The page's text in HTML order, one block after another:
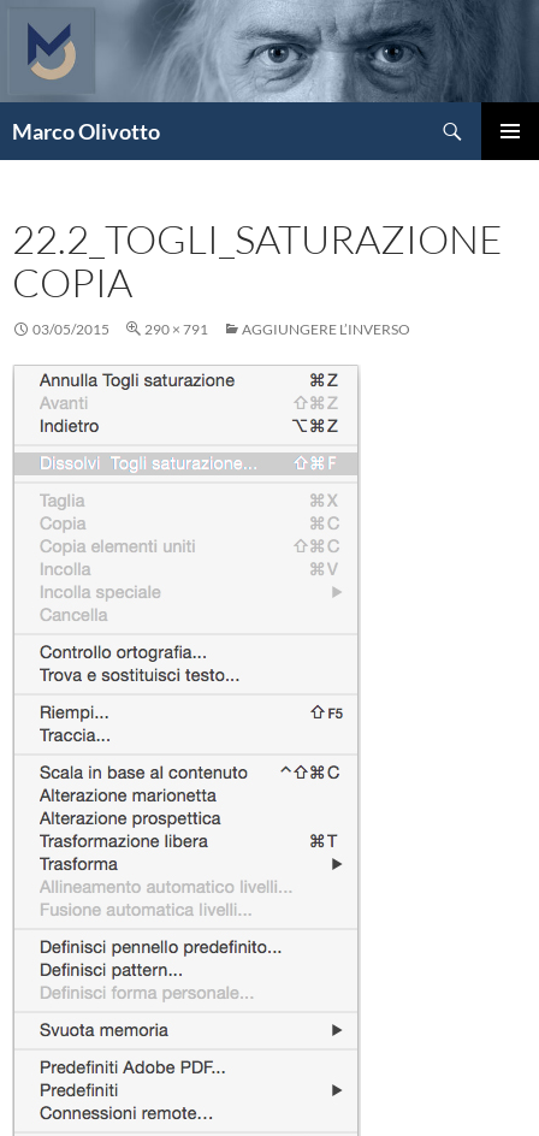
contenuto
Marco Olivotto
22.2_TOGLI_SATURAZIONE
COPIA
03/05/2015 290 × 791 AGGIUNGERE L’INVERSO